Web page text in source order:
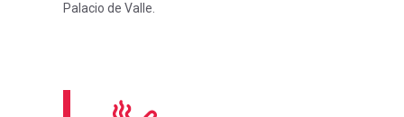
Palacio de Valle.